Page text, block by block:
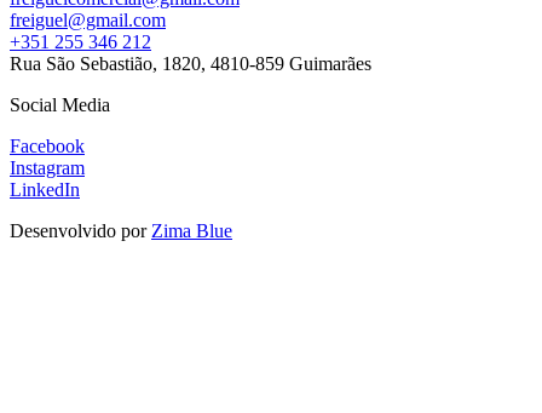
freiguel@gmail.com
+351 255 346 212
Rua São Sebastião, 1820, 4810-859 Guimarães
Social Media
Facebook
Instagram
LinkedIn
Desenvolvido por Zima Blue